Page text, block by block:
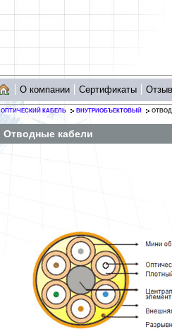
О компании Сертификаты
ОПТИЧЕСКИЙ КАБЕЛЬ ВНУТРИОБЪЕКТОВЫЙ
Отводные кабели